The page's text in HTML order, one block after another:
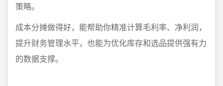
策略。
成本分摊做得好，能帮助你精准计算毛利率、净利润，
提升财务管理水平，也能为优化库存和选品提供强有力
的数据支撑。